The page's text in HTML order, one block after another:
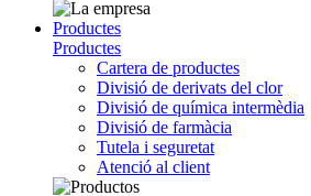
Productes
Productes
Cartera de productes
Divisió de derivats del clor
Divisió de química intermèdia
Divisió de farmàcia
Tutela i seguretat
Atenció al client